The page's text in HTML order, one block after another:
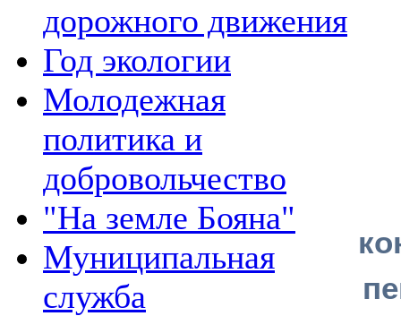
дорожного движения
Год экологии
Молодежная
политика и
добровольчество
"На земле Бояна"
Муниципальная
служба